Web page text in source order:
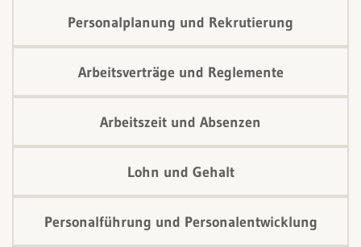
Personalplanung und Rekrutierung
Arbeitsverträge und Reglemente
Arbeitszeit und Absenzen
Lohn und Gehalt
Personalführung und Personalentwicklung